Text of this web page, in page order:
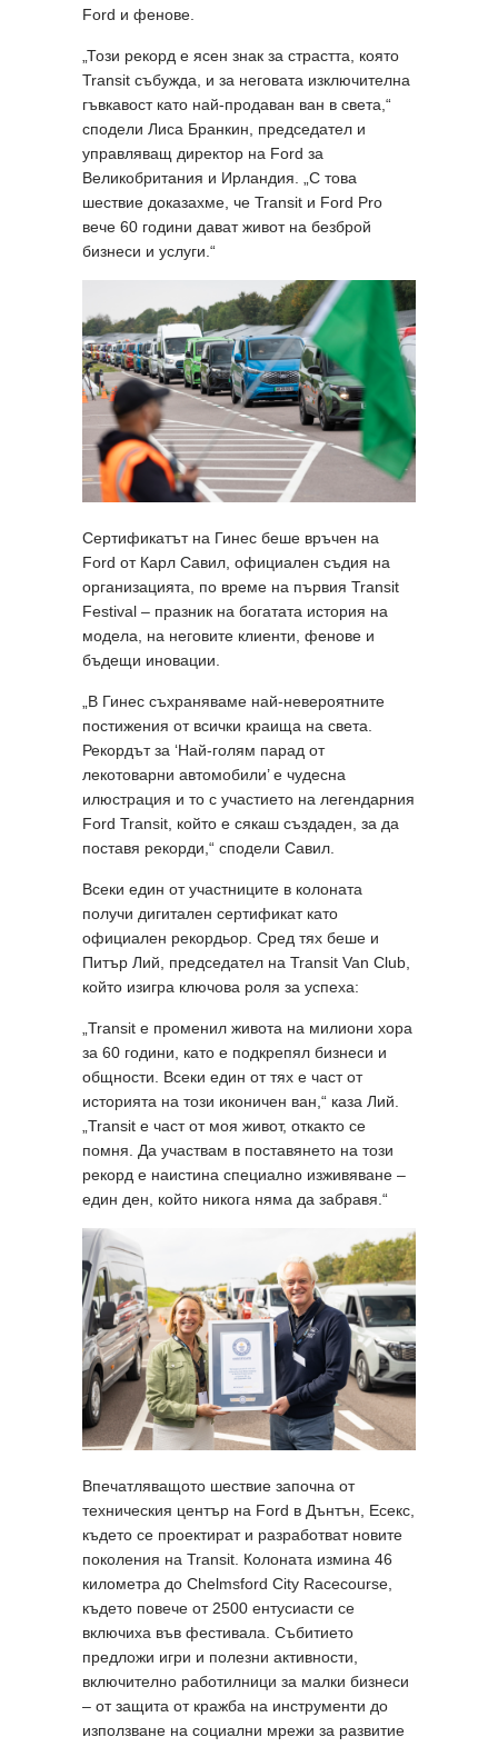
Ford и фенове.
„Този рекорд е ясен знак за страстта, която
Transit събужда, и за неговата изключителна
гъвкавост като най-продаван ван в света,“
сподели Лиса Бранкин, председател и
управляващ директор на Ford за
Великобритания и Ирландия. „С това
шествие доказахме, че Transit и Ford Pro
вече 60 години дават живот на безброй
бизнеси и услуги.“
Сертификатът на Гинес беше връчен на
Ford от Карл Савил, официален съдия на
организацията, по време на първия Transit
Festival – празник на богатата история на
модела, на неговите клиенти, фенове и
бъдещи иновации.
„В Гинес съхраняваме най-невероятните
постижения от всички краища на света.
Рекордът за ‘Най-голям парад от
лекотоварни автомобили’ е чудесна
илюстрация и то с участието на легендарния
Ford Transit, който е сякаш създаден, за да
поставя рекорди,“ сподели Савил.
Всеки един от участниците в колоната
получи дигитален сертификат като
официален рекордьор. Сред тях беше и
Питър Лий, председател на Transit Van Club,
който изигра ключова роля за успеха:
„Transit е променил живота на милиони хора
за 60 години, като е подкрепял бизнеси и
общности. Всеки един от тях е част от
историята на този иконичен ван,“ каза Лий.
„Transit е част от моя живот, откакто се
помня. Да участвам в поставянето на този
рекорд е наистина специално изживяване –
един ден, който никога няма да забравя.“
Впечатляващото шествие започна от
техническия център на Ford в Дънтън, Есекс,
където се проектират и разработват новите
поколения на Transit. Колоната измина 46
километра до Chelmsford City Racecourse,
където повече от 2500 ентусиасти се
включиха във фестивала. Събитието
предложи игри и полезни активности,
включително работилници за малки бизнеси
– от защита от кражба на инструменти до
използване на социални мрежи за развитие